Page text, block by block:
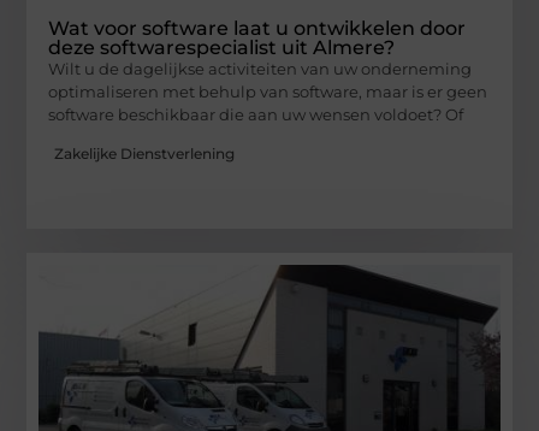
Wat voor software laat u ontwikkelen door
deze softwarespecialist uit Almere?
Wilt u de dagelijkse activiteiten van uw onderneming
optimaliseren met behulp van software, maar is er geen
software beschikbaar die aan uw wensen voldoet? Of
Zakelijke Dienstverlening